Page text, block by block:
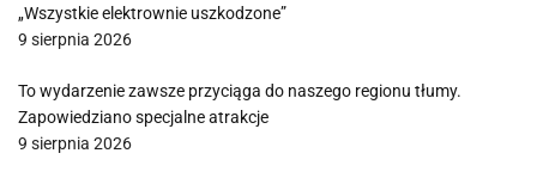
„Wszystkie elektrownie uszkodzone”
9 sierpnia 2026
To wydarzenie zawsze przyciąga do naszego regionu tłumy.
Zapowiedziano specjalne atrakcje
9 sierpnia 2026